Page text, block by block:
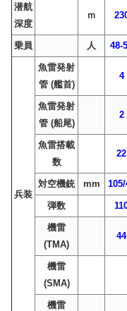
潜航
深度
ｍ
乗員 人 48-
兵装
魚雷発射
管 (艦首)
4
魚雷発射
管 (船尾)
2
魚雷搭載
数
22
対空機銃 mm 105/
弾数
機雷
(TMA)
44
機雷
(SMA)
機雷